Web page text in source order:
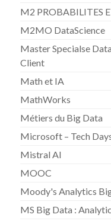
M2 PROBABILITES
M2MO DataScience
Master Specialse
Client
Math et IA
MathWorks
Métiers du Big Data
Microsoft – Tech
Mistral AI
MOOC
Moody's Analytics
MS Big Data :